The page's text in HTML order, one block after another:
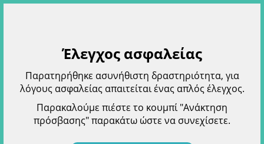
Έλεγχος ασφαλείας
Παρατηρήθηκε ασυνήθιστη δραστηριότητα, για
λόγους ασφαλείας απαιτείται ένας απλός έλεγχος.
Παρακαλούμε πιέστε το κουμπί "Ανάκτηση
πρόσβασης" παρακάτω ώστε να συνεχίσετε.